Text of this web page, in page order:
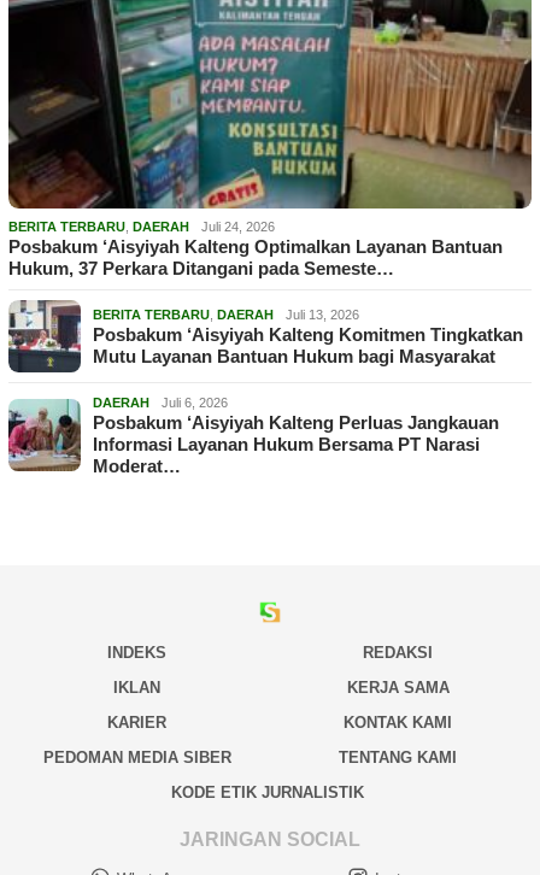
BERITA TERBARU DAERAH Juli 24, 2026
Posbakum ‘Aisyiyah Kalteng Optimalkan Layanan Bantuan
Hukum, 37 Perkara Ditangani pada Semeste…
BERITA TERBARU DAERAH Juli 13, 2026
Posbakum ‘Aisyiyah Kalteng Komitmen Tingkatkan
Mutu Layanan Bantuan Hukum bagi Masyarakat
DAERAH Juli 6, 2026
Posbakum ‘Aisyiyah Kalteng Perluas Jangkauan
Informasi Layanan Hukum Bersama PT Narasi
Moderat…
INDEKS
REDAKSI
IKLAN
KERJA SAMA
KARIER
KONTAK KAMI
PEDOMAN MEDIA SIBER
TENTANG KAMI
KODE ETIK JURNALISTIK
JARINGAN SOCIAL